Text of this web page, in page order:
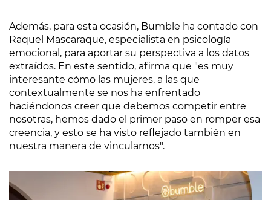
Además, para esta ocasión, Bumble ha contado con
Raquel Mascaraque, especialista en psicología
emocional, para aportar su perspectiva a los datos
extraídos. En este sentido, afirma que "es muy
interesante cómo las mujeres, a las que
contextualmente se nos ha enfrentado
haciéndonos creer que debemos competir entre
nosotras, hemos dado el primer paso en romper esa
creencia, y esto se ha visto reflejado también en
nuestra manera de vincularnos".